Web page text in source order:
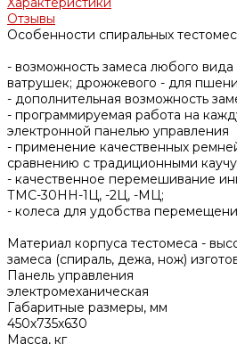
Отзывы
Особенности спиральных
- возможность замеса любого
ватрушек; дрожжевого - для
- дополнительная возможность
- программируемая работа на
электронной панелью управления
- применение качественных
сравнению с традиционными
- качественное перемешивание
ТМС-30НН-1Ц, -2Ц, -МЦ;
- колеса для удобства
Материал корпуса тестомеса -
замеса (спираль, дежа, нож)
Панель управления
электромеханическая
Габаритные размеры, мм
450х735х630
Масса, кг